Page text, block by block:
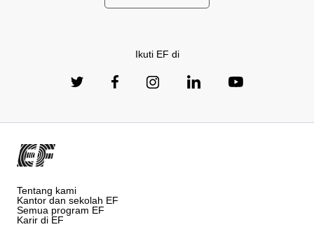
Ikuti EF di
Tentang kami
Kantor dan sekolah EF
Semua program EF
Karir di EF